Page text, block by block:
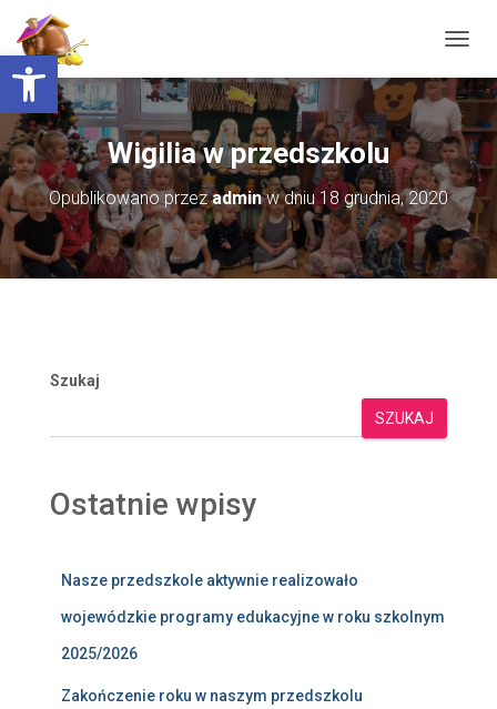
Otwórz pasek narzędzi
Wigilia w przedszkolu
Opublikowano przezadminw dniu18 grudnia, 2020
Szukaj
SZUKAJ
Ostatnie wpisy
Nasze przedszkole aktywnie realizowało
wojewódzkie programy edukacyjne w roku szkolnym
2025/2026
Zakończenie roku w naszym przedszkolu